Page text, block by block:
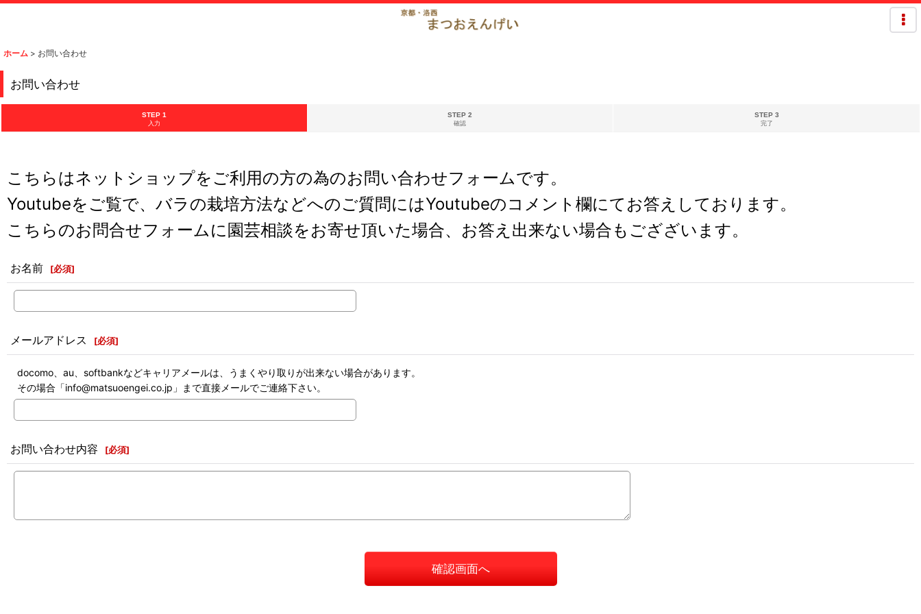
ホーム > お問い合わせ
お問い合わせ
STEP 1
入力
STEP 2
確認
STEP 3
完了
こちらはネットショップをご利用の方の為のお問い合わせフォームです。
Youtubeをご覧で、バラの栽培方法などへのご質問にはYoutubeのコメント欄にてお答えしております。
こちらのお問合せフォームに園芸相談をお寄せ頂いた場合、お答え出来ない場合もござざいます。
お名前 [必須]
メールアドレス [必須]
docomo、au、softbankなどキャリアメールは、うまくやり取りが出来ない場合があります。
その場合「info@matsuoengei.co.jp」まで直接メールでご連絡下さい。
お問い合わせ内容 [必須]
確認画面へ